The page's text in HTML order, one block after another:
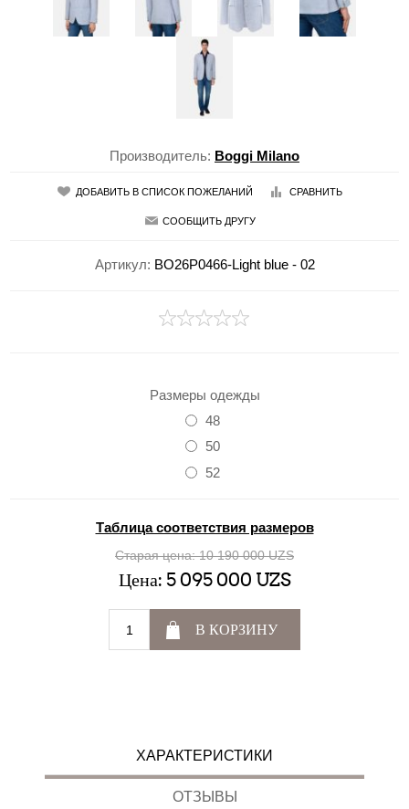
Производитель: Boggi Milano
ДОБАВИТЬ В СПИСОК ПОЖЕЛАНИЙ СРАВНИТЬ
СООБЩИТЬ ДРУГУ
Артикул: BO26P0466-Light blue - 02
Размеры одежды
48
50
52
Таблица соответствия размеров
Старая цена: 10 190 000 UZS
Цена: 5 095 000 UZS
В КОРЗИНУ
ХАРАКТЕРИСТИКИ
ОТЗЫВЫ